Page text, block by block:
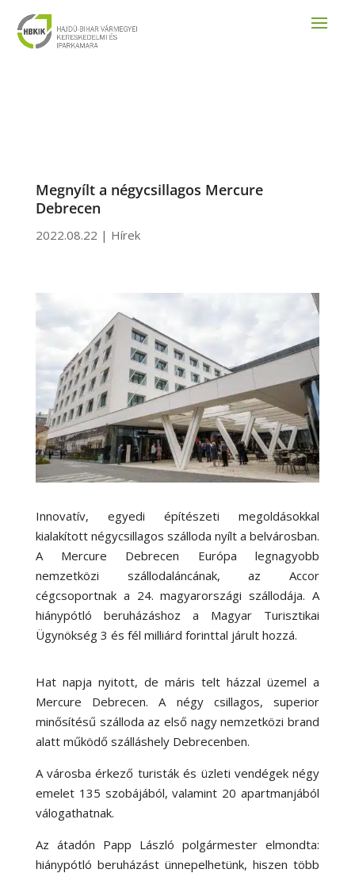
Megnyílt a négycsillagos Mercure
Debrecen
2022.08.22 | Hírek
Innovatív, egyedi építészeti megoldásokkal
kialakított négycsillagos szálloda nyílt a belvárosban.
A Mercure Debrecen Európa legnagyobb
nemzetközi szállodaláncának, az Accor
cégcsoportnak a 24. magyarországi szállodája. A
hiánypótló beruházáshoz a Magyar Turisztikai
Ügynökség 3 és fél milliárd forinttal járult hozzá.
Hat napja nyitott, de máris telt házzal üzemel a
Mercure Debrecen. A négy csillagos, superior
minősítésű szálloda az első nagy nemzetközi brand
alatt működő szálláshely Debrecenben.
A városba érkező turisták és üzleti vendégek négy
emelet 135 szobájából, valamint 20 apartmanjából
válogathatnak.
Az átadón Papp László polgármester elmondta:
hiánypótló beruházást ünnepelhetünk, hiszen több